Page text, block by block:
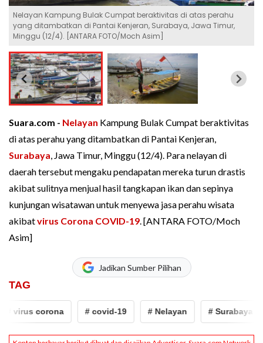
Nelayan Kampung Bulak Cumpat beraktivitas di atas perahu
yang ditambatkan di Pantai Kenjeran, Surabaya, Jawa Timur,
Minggu (12/4). [ANTARA FOTO/Moch Asim]
Suara.com - Nelayan Kampung Bulak Cumpat beraktivitas
di atas perahu yang ditambatkan di Pantai Kenjeran,
Surabaya, Jawa Timur, Minggu (12/4). Para nelayan di
daerah tersebut mengaku pendapatan mereka turun drastis
akibat sulitnya menjual hasil tangkapan ikan dan sepinya
kunjungan wisatawan untuk menyewa jasa perahu wisata
akibatvirus Corona COVID-19. [ANTARA FOTO/Moch
Asim]
Jadikan Sumber Pilihan
TAG
virus corona # covid-19 # Nelayan # Surabaya